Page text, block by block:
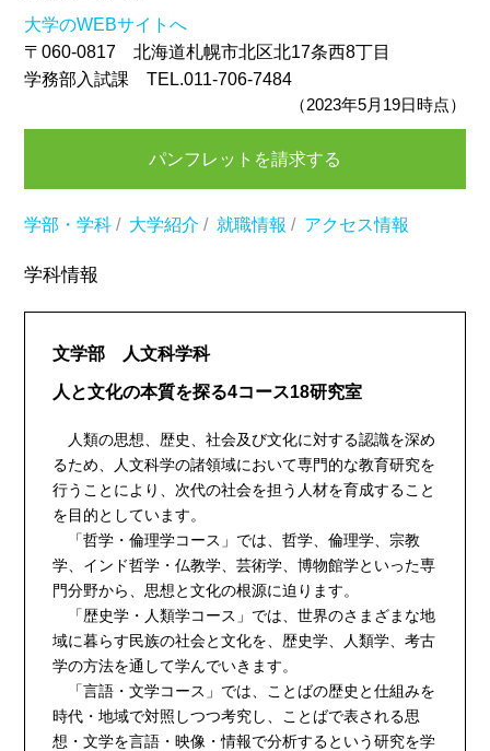
大学のWEBサイトへ
〒060-0817 北海道札幌市北区北17条西8丁目
学務部入試課 TEL.011-706-7484
（2023年5月19日時点）
パンフレットを請求する
学部・学科 / 大学紹介 / 就職情報 / アクセス情報
学科情報
文学部 人文科学科
人と文化の本質を探る4コース18研究室
人類の思想、歴史、社会及び文化に対する認識を深め
るため、人文科学の諸領域において専門的な教育研究を
行うことにより、次代の社会を担う人材を育成すること
を目的としています。
「哲学・倫理学コース」では、哲学、倫理学、宗教
学、インド哲学・仏教学、芸術学、博物館学といった専
門分野から、思想と文化の根源に迫ります。
「歴史学・人類学コース」では、世界のさまざまな地
域に暮らす民族の社会と文化を、歴史学、人類学、考古
学の方法を通して学んでいきます。
「言語・文学コース」では、ことばの歴史と仕組みを
時代・地域で対照しつつ考究し、ことばで表される思
想・文学を言語・映像・情報で分析するという研究を学